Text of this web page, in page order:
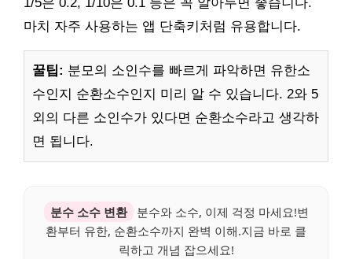
1/5은 0.2, 1/10은 0.1 등은 꼭 알아두면 좋습니다.
마치 자주 사용하는 앱 단축키처럼 유용합니다.
꿀팁: 분모의 소인수를 빠르게 파악하면 유한소
수인지 순환소수인지 미리 알 수 있습니다. 2와 5
외의 다른 소인수가 있다면 순환소수라고 생각하
면 됩니다.
분수 소수 변환
분수와 소수, 이제 걱정 마세요!변
환부터 유한, 순환소수까지 완벽 이해.지금 바로 클
릭하고 개념 잡으세요!